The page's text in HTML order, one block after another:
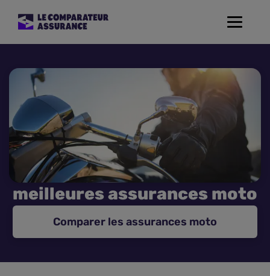
Toggle
Mutuelle Santé
Assurance Moto
Assurance Habitation
Assurance de prêt
Assurance Animaux
meilleures assurances moto
Comparer les assurances moto